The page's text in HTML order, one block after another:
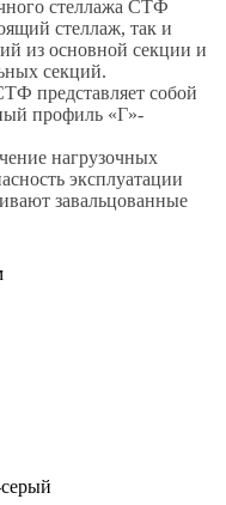
стеллажа СТФ
стеллаж, так и
из основной секции и
секций.
представляет собой
профиль «Г»-
нагрузочных
эксплуатации
завальцованные